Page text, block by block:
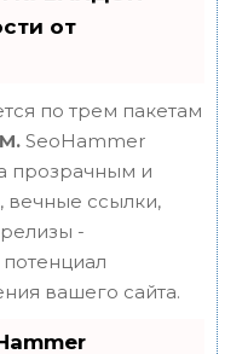
от
по трем пакетам
SeoHammer
прозрачным и
вечные ссылки,
-
вашего сайта.